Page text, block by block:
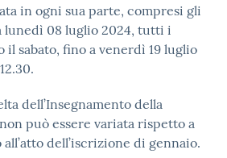
in ogni sua parte, compresi gli
lunedì 08 luglio 2024, tutti i
il sabato, fino a venerdì 19 luglio
dell’Insegnamento della
può essere variata rispetto a
dell’iscrizione di gennaio.